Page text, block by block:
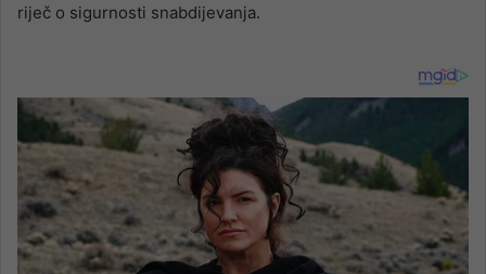
riječ o sigurnosti snabdijevanja.